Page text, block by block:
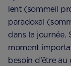
lent (sommeil
paradoxal
dans la journée.
moment
besoin d’être au